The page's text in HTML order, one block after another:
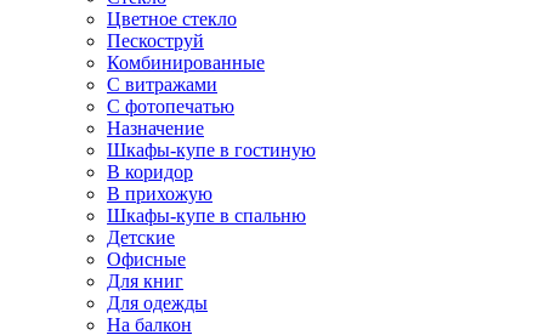
Цветное стекло
Пескоструй
Комбинированные
С витражами
С фотопечатью
Назначение
Шкафы-купе в гостиную
В коридор
В прихожую
Шкафы-купе в спальню
Детские
Офисные
Для книг
Для одежды
На балкон